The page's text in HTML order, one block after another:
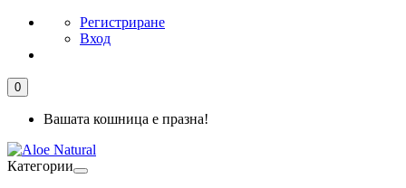
Регистриране
Вход
0
Вашата кошница е празна!
Категории